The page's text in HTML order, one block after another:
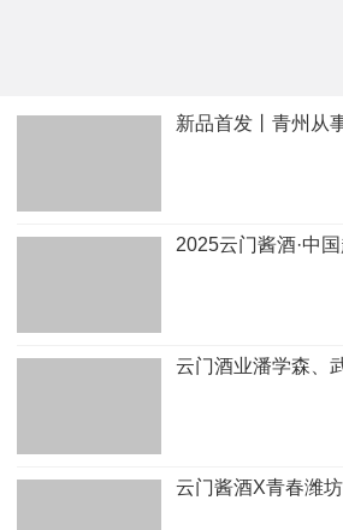
新品首发丨青州从
2025云门酱酒·中
云门酒业潘学森、
云门酱酒X青春潍